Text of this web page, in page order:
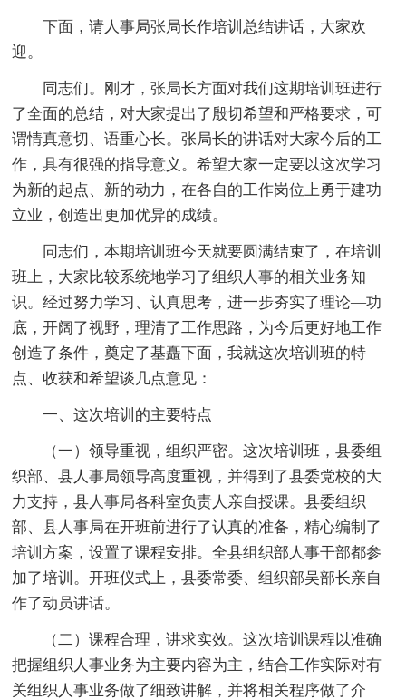
下面，请人事局张局长作培训总结讲话，大家欢
迎。
同志们。刚才，张局长方面对我们这期培训班进行
了全面的总结，对大家提出了殷切希望和严格要求，可
谓情真意切、语重心长。张局长的讲话对大家今后的工
作，具有很强的指导意义。希望大家一定要以这次学习
为新的起点、新的动力，在各自的工作岗位上勇于建功
立业，创造出更加优异的成绩。
同志们，本期培训班今天就要圆满结束了，在培训
班上，大家比较系统地学习了组织人事的相关业务知
识。经过努力学习、认真思考，进一步夯实了理论—功
底，开阔了视野，理清了工作思路，为今后更好地工作
创造了条件，奠定了基矗下面，我就这次培训班的特
点、收获和希望谈几点意见：
一、这次培训的主要特点
（一）领导重视，组织严密。这次培训班，县委组
织部、县人事局领导高度重视，并得到了县委党校的大
力支持，县人事局各科室负责人亲自授课。县委组织
部、县人事局在开班前进行了认真的准备，精心编制了
培训方案，设置了课程安排。全县组织部人事干部都参
加了培训。开班仪式上，县委常委、组织部吴部长亲自
作了动员讲话。
（二）课程合理，讲求实效。这次培训课程以准确
把握组织人事业务为主要内容为主，结合工作实际对有
关组织人事业务做了细致讲解，并将相关程序做了介